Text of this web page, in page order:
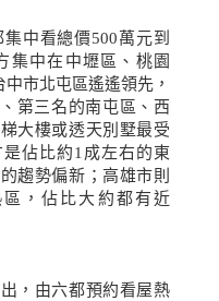
中看總價500萬元到
集中在中壢區、桃園
中市北屯區遙遙領先，
第三名的南屯區、西
大樓或透天別墅最受
是佔比約1成左右的東
趨勢偏新；高雄市則
，佔比大約都有近
，由六都預約看屋熱